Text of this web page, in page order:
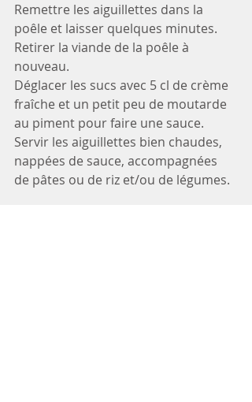
Remettre les aiguillettes dans la
poêle et laisser quelques minutes.
Retirer la viande de la poêle à
nouveau.
Déglacer les sucs avec 5 cl de crème
fraîche et un petit peu de moutarde
au piment pour faire une sauce.
Servir les aiguillettes bien chaudes,
nappées de sauce, accompagnées
de pâtes ou de riz et/ou de légumes.